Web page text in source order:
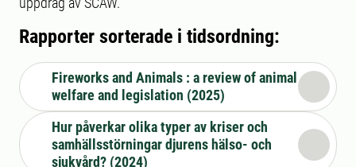
Rapporter sorterade i tidsordning:
Fireworks and Animals : a review of animal
welfare and legislation (2025)
Hur påverkar olika typer av kriser och
samhällsstörningar djurens hälso- och
sjukvård? (2024)